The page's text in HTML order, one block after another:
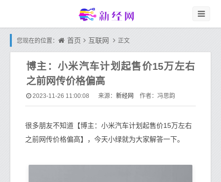
您现在的位置： 首页 互联网 正文
博主：小米汽车计划起售价15万左右
之前网传价格偏高
2023-11-26 11:00:08 来源： 新经网 作者：冯思韵
很多朋友不知道【博主：小米汽车计划起售价15万左右
之前网传价格偏高】，今天小绿就为大家解答一下。